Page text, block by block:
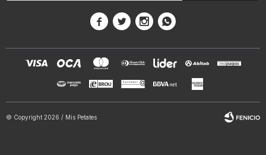
   
© Copyright 2026 / Mis Petates